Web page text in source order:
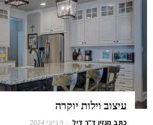
עיצוב וילות יוקרה
כתב מגזין ד"ר דיל - 9 ביוני 2024